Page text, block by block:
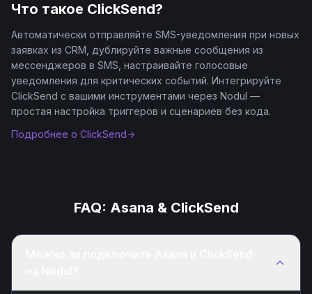
Что такое ClickSend?
Автоматически отправляйте SMS-уведомления при новых
заявках из CRM, дублируйте важные сообщения из
мессенджеров в SMS, настраивайте голосовые
уведомления для критических событий. Интегрируйте
ClickSend с вашими инструментами через Nodul —
простая настройка триггеров и сценариев без кода.
Подробнее о ClickSend
FAQ: Asana & ClickSend